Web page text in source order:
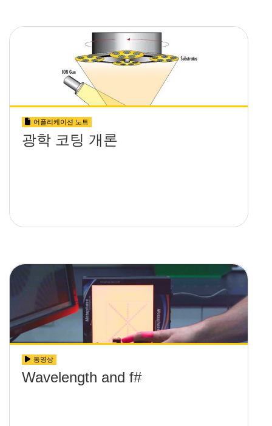
어플리케이션 노트
광학 코팅 개론
동영상
Wavelength and f#